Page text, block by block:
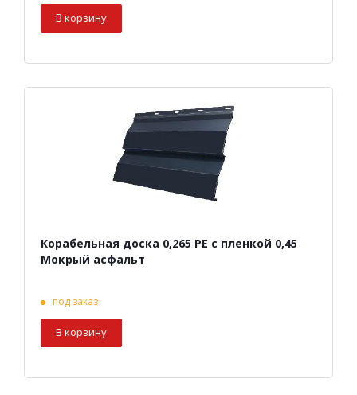
В корзину
Корабельная доска 0,265 PE с пленкой 0,45
Мокрый асфальт
под заказ
В корзину